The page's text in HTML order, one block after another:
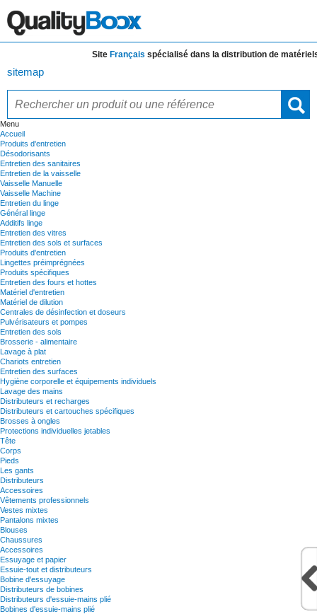
SiteFrançaisspécialisé dans la distribution dematériels
sitemap
Menu
Accueil
Produits d'entretien
Désodorisants
Entretien des sanitaires
Entretien de la vaisselle
Vaisselle Manuelle
Vaisselle Machine
Entretien du linge
Général linge
Additifs linge
Entretien des vitres
Entretien des sols et surfaces
Produits d'entretien
Lingettes préimprégnées
Produits spécifiques
Entretien des fours et hottes
Matériel d'entretien
Matériel de dilution
Centrales de désinfection et doseurs
Pulvérisateurs et pompes
Entretien des sols
Brosserie - alimentaire
Lavage à plat
Chariots entretien
Entretien des surfaces
Hygiène corporelle et équipements individuels
Lavage des mains
Distributeurs et recharges
Distributeurs et cartouches spécifiques
Brosses à ongles
Protections individuelles jetables
Tête
Corps
Pieds
Les gants
Distributeurs
Accessoires
Vêtements professionnels
Vestes mixtes
Pantalons mixtes
Blouses
Chaussures
Accessoires
Essuyage et papier
Essuie-tout et distributeurs
Bobine d'essuyage
Distributeurs de bobines
Distributeurs d'essuie-mains plié
Bobines d'essuie-mains plié